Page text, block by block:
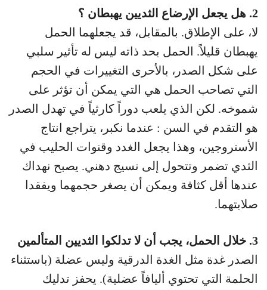
2. هل يجعل الإرضاع الثديين يهبطان ؟
لا، على الإطلاق. بالمقابل، قد يجعلهما الحمل
يهبطان قليلاً. الحمل بحد ذاته ليس له تأثير سلبي
على شكل الصدر، بالأحرى التغييرات في الحجم
التي تصاحب الحمل هي التي يمكن أن تؤثر على
شموخه. لكن الذي يلعب دوراً كارثياً في تهدل الصدر
هو التقدم في السن : عندما نكبر، يتراجع انتاج
الأستروجين، وهذا يجعل الغدد وقنوات الحليب في
الثدي تضمر وتتحول إلى نسيج دهني. يصبح نهداك
عندها أقل كثافة ويمكن أن يصغر حجمهما ويفقدا
صلابتهما.
3. خلال الحمل، يجب أن لا تدلكوا الثديين المتألمين
الصدر غدة مثل الغدة الدرقية وليس عضلة (باستثناء
الحلمة التي تحتوي أليافاً عضلية). يحفز تدليك